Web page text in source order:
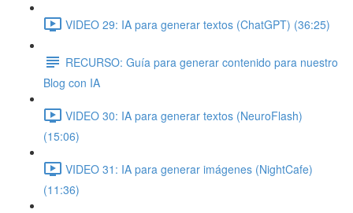
VIDEO 29: IA para generar textos (ChatGPT) (36:25)
RECURSO: Guía para generar contenido para nuestro
Blog con IA
VIDEO 30: IA para generar textos (NeuroFlash)
(15:06)
VIDEO 31: IA para generar imágenes (NightCafe)
(11:36)